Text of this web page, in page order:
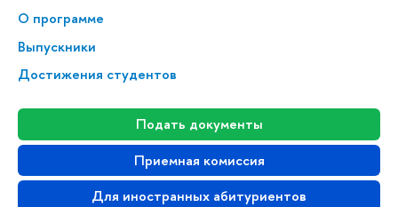
О программе
Выпускники
Достижения студентов
Подать документы
Приемная комиссия
Для иностранных абитуриентов